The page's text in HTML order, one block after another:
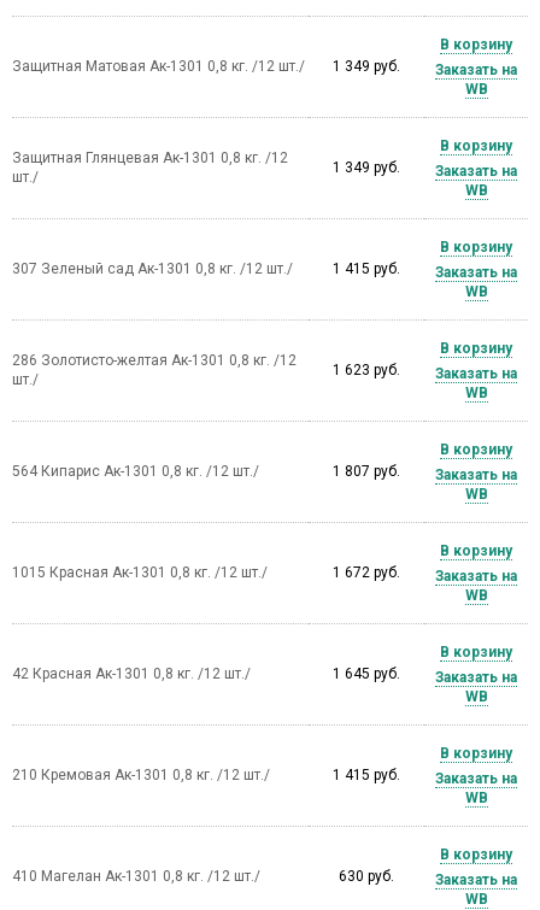
Защитная Матовая Ак-1301 0,8 кг. /12 шт./ 1 349 руб.
В корзину
Заказать на
WB
Защитная Глянцевая Ак-1301 0,8 кг. /12
шт./
1 349 руб.
В корзину
Заказать на
WB
307 Зеленый сад Ак-1301 0,8 кг. /12 шт./ 1 415 руб.
В корзину
Заказать на
WB
286 Золотисто-желтая Ак-1301 0,8 кг. /12
шт./
1 623 руб.
В корзину
Заказать на
WB
564 Кипарис Ак-1301 0,8 кг. /12 шт./ 1 807 руб.
В корзину
Заказать на
WB
1015 Красная Ак-1301 0,8 кг. /12 шт./ 1 672 руб.
В корзину
Заказать на
WB
42 Красная Ак-1301 0,8 кг. /12 шт./ 1 645 руб.
В корзину
Заказать на
WB
210 Кремовая Ак-1301 0,8 кг. /12 шт./ 1 415 руб.
В корзину
Заказать на
WB
410 Магелан Ак-1301 0,8 кг. /12 шт./ 630 руб.
В корзину
Заказать на
WB